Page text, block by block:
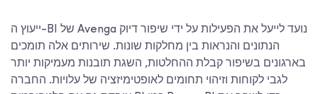
ייעוץ ה-BI של Avenga נועד לייעל את הפעילות על ידי שיפור דיוק
הנתונים והנראות בין מחלקות שונות. שירותים אלה תומכים
בארגונים בשיפור קבלת ההחלטות, השגת תובנות מעמיקות יותר
לגבי לקוחות וזיהוי תחומים לאופטימיזציה של עלויות. החברה